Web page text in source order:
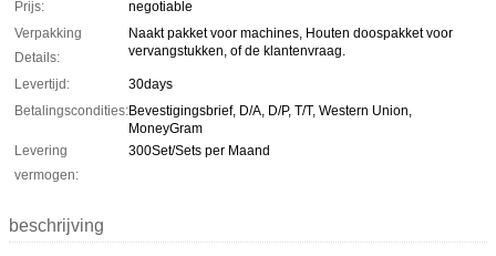
Prijs:
negotiable
Verpakking
Details:
Naakt pakket voor machines, Houten doospakket voor
vervangstukken, of de klantenvraag.
Levertijd:
30days
Betalingscondities:Bevestigingsbrief, D/A, D/P, T/T, Western Union,
MoneyGram
Levering
vermogen:
300Set/Sets per Maand
beschrijving